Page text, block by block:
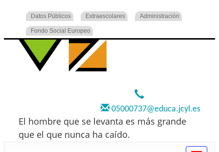
Datos Públicos Extraescolares Administración
Fondo Social Europeo
05000737@educa.jcyl.es
El hombre que se levanta es más grande
que el que nunca ha caído.